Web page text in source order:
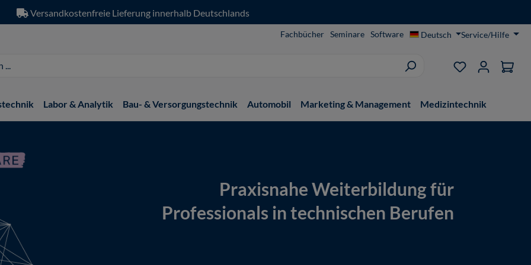
Versandkostenfreie Lieferung innerhalb Deutschlands
Fachbücher Seminare Software Deutsch Service/Hilfe
Du hast 0
Labor & Analytik Bau- & Versorgungstechnik Automobil Marketing & Management Medizintechnik
Praxisnahe Weiterbildung für
Professionals in technischen Berufen